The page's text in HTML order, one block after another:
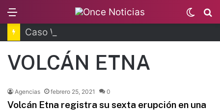
Switch
skin
VOLCÁN ETNA
Agencias febrero 25, 2021 0
Volcán Etna registra su sexta erupción en una